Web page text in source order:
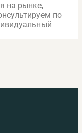
на рынке,
по